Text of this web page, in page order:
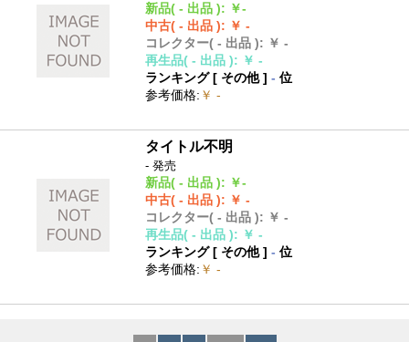
新品( - 出品 ): ￥-
中古( - 出品 ): ￥ -
コレクター( - 出品 ): ￥ -
再生品( - 出品 ): ￥ -
ランキング [ その他]- 位
参考価格: ￥ -
タイトル不明
- 発売
新品( - 出品 ): ￥-
中古( - 出品 ): ￥ -
コレクター( - 出品 ): ￥ -
再生品( - 出品 ): ￥ -
ランキング [ その他]- 位
参考価格: ￥ -